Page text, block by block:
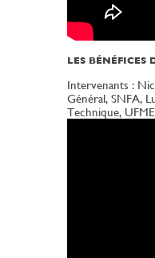
LES BÉNÉFICES
Intervenants :
Général, SNFA,
Technique, UFME